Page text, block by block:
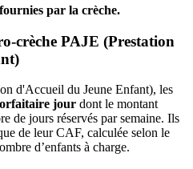
par la crèche.
crèche PAJE (Prestation
d'Accueil du Jeune Enfant), les
jour dont le montant
de jours réservés par semaine. Ils
de leur CAF, calculée selon le
d’enfants à charge.